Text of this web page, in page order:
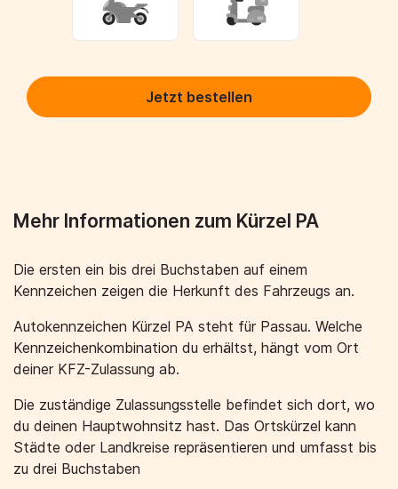
Jetzt bestellen
Mehr Informationen zum Kürzel PA
Die ersten ein bis drei Buchstaben auf einem
Kennzeichen zeigen die Herkunft des Fahrzeugs an.
Autokennzeichen Kürzel PA steht für Passau. Welche
Kennzeichenkombination du erhältst, hängt vom Ort
deiner KFZ-Zulassung ab.
Die zuständige Zulassungsstelle befindet sich dort, wo
du deinen Hauptwohnsitz hast. Das Ortskürzel kann
Städte oder Landkreise repräsentieren und umfasst bis
zu drei Buchstaben